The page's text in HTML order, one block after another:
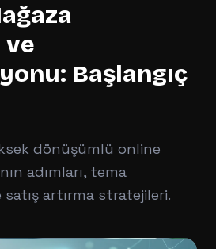
Başlangıç
dönüşümlü online
adımları, tema
artırma stratejileri.